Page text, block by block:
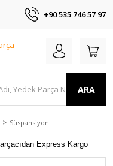
+90 535 746 57 97
ARA
Süspansiyon